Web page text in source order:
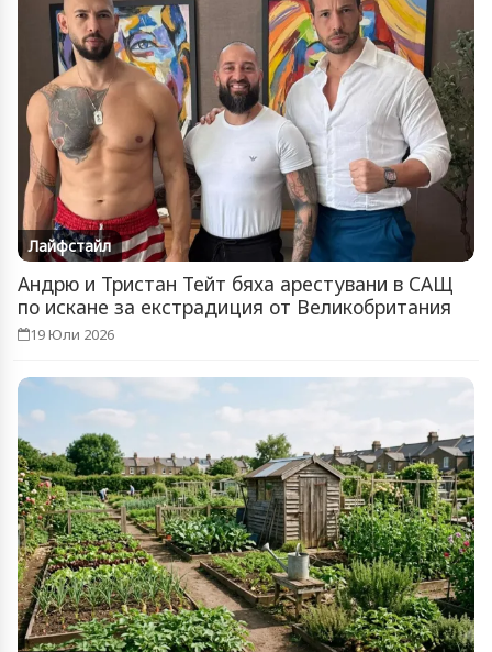
Лайфстайл
Андрю и Тристан Тейт бяха арестувани в САЩ
по искане за екстрадиция от Великобритания
19 Юли 2026